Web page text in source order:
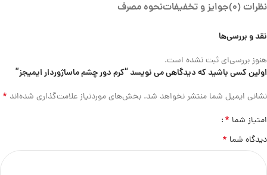
نظرات (0) جوایز و تخفیفاتنحوه مصرف
نقد و بررسی‌ها
هنوز بررسی‌ای ثبت نشده است.
اولین کسی باشید که دیدگاهی می نویسد “کرم دور چشم ماساژوردار ایمیجز”
نشانی ایمیل شما منتشر نخواهد شد. بخش‌های موردنیاز علامت‌گذاری شده‌اند *
امتیاز شما *
دیدگاه شما *